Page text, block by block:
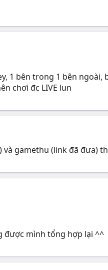
1 bên trong 1 bên
chơi đc LIVE lun
gamethu (link đã đưa)
được mình tổng hợp lại ^^